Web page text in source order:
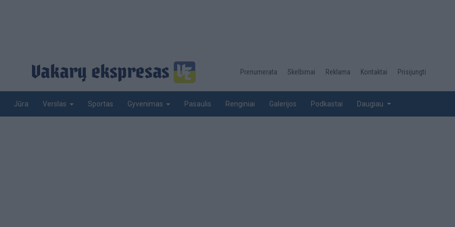
Desktop
top
Prenumerata Skelbimai Reklama Kontaktai Prisijungti
Jūra Verslas Sportas Gyvenimas Pasaulis Renginiai Galerijos Podkastai Daugiau